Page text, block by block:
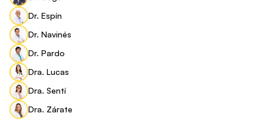
Dr. Espín
Dr. Navinés
Dr. Pardo
Dra. Lucas
Dra. Sentí
Dra. Zárate